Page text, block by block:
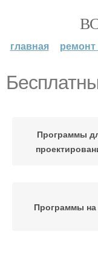
главная ремонт
Программы
Программы на